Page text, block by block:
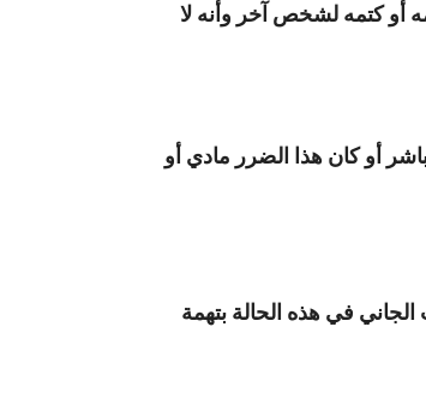
أو كتمه لشخص آخر وأنه لا
أو كان هذا الضرر مادي أو
في هذه الحالة بتهمة